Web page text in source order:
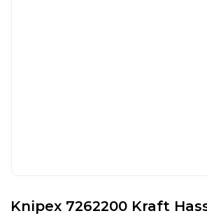
Knipex 7262200 Kraft